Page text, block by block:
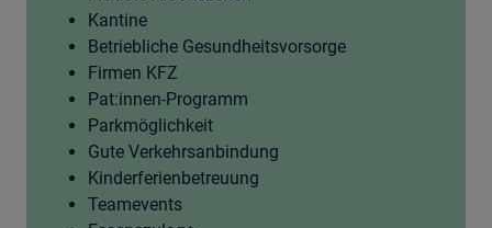
Kantine
Betriebliche Gesundheitsvorsorge
Firmen KFZ
Pat:innen-Programm
Parkmöglichkeit
Gute Verkehrsanbindung
Kinderferienbetreuung
Teamevents